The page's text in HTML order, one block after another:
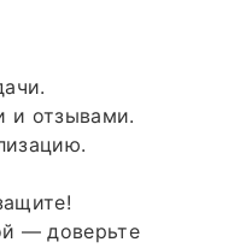
и отзывами.
— доверьте